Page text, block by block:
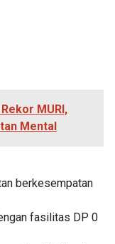
MURI,
Mental
berkesempatan
fasilitas DP 0